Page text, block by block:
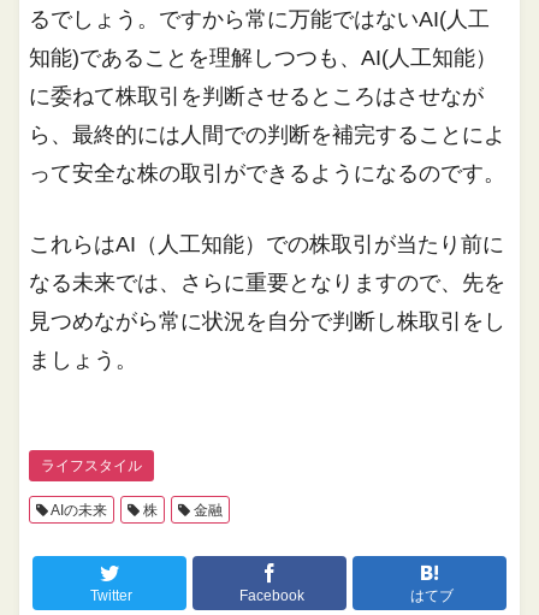
るでしょう。ですから常に万能ではないAI(人工
知能)であることを理解しつつも、AI(人工知能）
に委ねて株取引を判断させるところはさせなが
ら、最終的には人間での判断を補完することによ
って安全な株の取引ができるようになるのです。
これらはAI（人工知能）での株取引が当たり前に
なる未来では、さらに重要となりますので、先を
見つめながら常に状況を自分で判断し株取引をし
ましょう。
ライフスタイル
AIの未来 株 金融
Twitter Facebook はてブ